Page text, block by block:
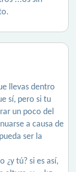
llevas dentro
sí, pero si tu
un poco del
a causa de
ser la
¿y tú? si es así,